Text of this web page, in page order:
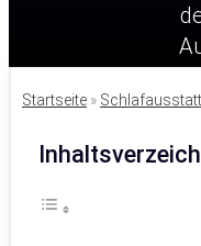
Startseite »